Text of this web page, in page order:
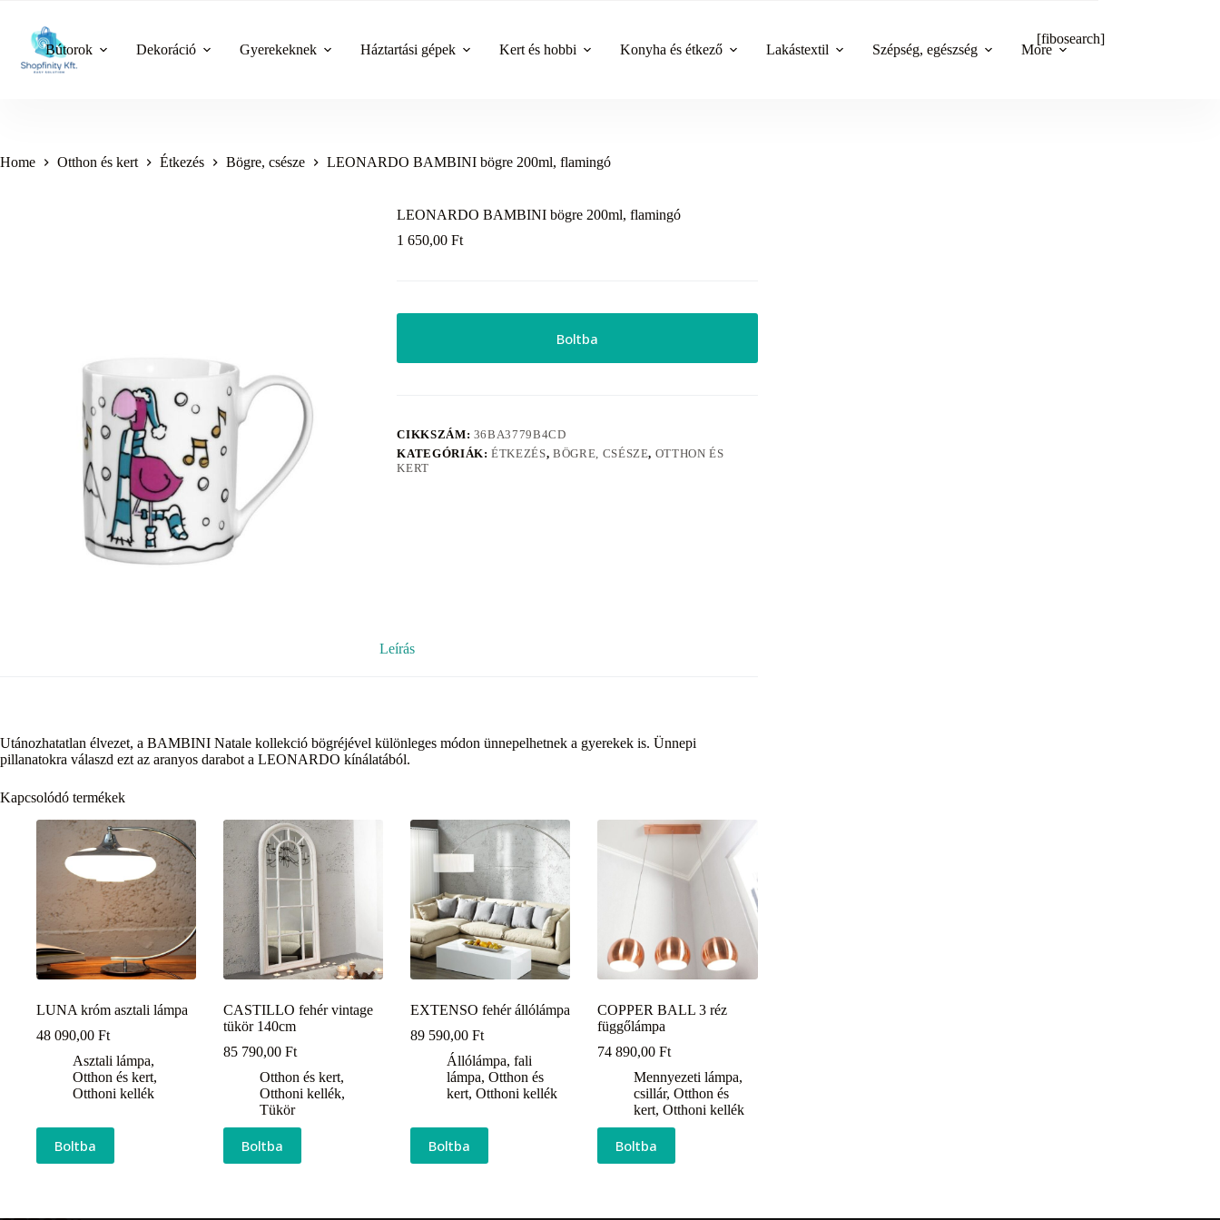
content
Bútorok Dekoráció Gyerekeknek Háztartási gépek Kert és hobbi Konyha és étkező Lakástextil Szépség, egészség More
[fibosearch]
Home Otthon és kert Étkezés Bögre, csésze LEONARDO BAMBINI bögre 200ml, flamingó
LEONARDO BAMBINI bögre 200ml, flamingó
1 650,00Ft
Boltba
CIKKSZÁM: 36BA3779B4CD
KATEGÓRIÁK:ÉTKEZÉS, BÖGRE, CSÉSZE, OTTHON ÉS
KERT
Leírás
Utánozhatatlan élvezet, a BAMBINI Natale kollekció bögréjével különleges módon ünnepelhetnek a gyerekek is. Ünnepi
pillanatokra válaszd ezt az aranyos darabot a LEONARDO kínálatából.
Kapcsolódó termékek
LUNA króm asztali lámpa
48 090,00 Ft
Asztali lámpa,
Otthon és kert,
Otthoni kellék
Boltba
CASTILLO fehér vintage
tükör 140cm
85 790,00Ft
Otthon és kert,
Otthoni kellék,
Tükör
Boltba
EXTENSO fehér állólámpa
89 590,00Ft
Állólámpa, fali
lámpa,Otthon és
kert,Otthoni kellék
Boltba
COPPER BALL 3 réz
függőlámpa
74 890,00Ft
Mennyezeti lámpa,
csillár,Otthon és
kert,Otthoni kellék
Boltba